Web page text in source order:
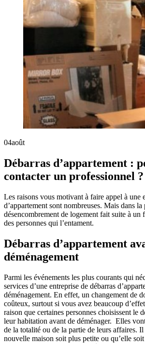
04août
Débarras d’appartement :
contacter un professionnel ?
Les raisons vous motivant à faire appel à une
d’appartement sont nombreuses. Mais dans la
désencombrement de logement fait suite à un
des personnes qui l’entament.
Débarras d’appartement
déménagement
Parmi les événements les plus courants qui
services d’une entreprise de débarras
déménagement. En effet, un changement de
coûteux, surtout si vous avez beaucoup
raison que certaines personnes choisissent le
leur habitation avant de déménager. Elles
de la totalité ou de la partie de leurs affaires. Il
nouvelle maison soit plus petite ou qu’elle